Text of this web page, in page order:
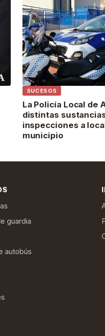
SUCESOS
La Policía Local de
distintas
inspecciones a
municipio
guardia
autobús